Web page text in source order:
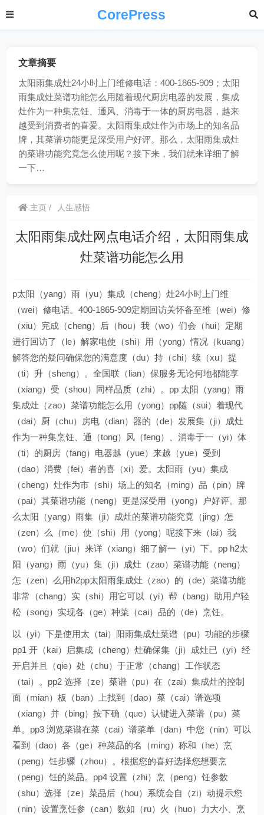
CorePress
文章摘要
太阳雨集成灶24小时上门维修电话：400-1865-909；太阳
雨集成灶菜谱功能怎么用随着现代厨房电器的发展，集成
灶作为一种集烹饪、通风、消毒于一体的厨房电器，越来
越受到消费者的喜爱。太阳雨集成灶作为市场上的知名品
牌，其菜谱功能更是深受用户好评。那么，太阳雨集成灶
的菜谱功能究竟怎么使用呢？接下来，我们就来详细了解
一下…
主页 人生感悟
太阳雨集成灶网点电话介绍，太阳雨集成
灶菜谱功能怎么用
p太阳（yang）雨（yu）集成（cheng）灶24小时上门维
（wei）修电话。400-1865-909定期回访关怀备至维（wei）修
（xiu）完成（cheng）后（hou）我（wo）们会（hui）定期
进行回访了（le）解家电使（shi）用（yong）情况（kuang）
解答您的疑问确保您的满意度（du）持（chi）续（xu）提
（ti）升（sheng）。全国联（lian）保服务无论何地都能享
（xiang）受（shou）同样品质（zhi）。pp 太阳（yang）雨
集成灶（zao）菜谱功能怎么用（yong）pp随（sui）着现代
（dai）厨（chu）房电（dian）器的（de）发展集（ji）成灶
作为一种集烹饪、通（tong）风（feng）、消毒于一（yi）体
（ti）的厨房（fang）电器越（yue）来越（yue）受到
（dao）消费（fei）者的喜（xi）爱。太阳雨（yu）集成
（cheng）灶作为市（shi）场上的知名（ming）品（pin）牌
（pai）其菜谱功能（neng）更是深受用（yong）户好评。那
么太阳（yang）雨集（ji）成灶的菜谱功能究竟（jing）怎
（zen）么（me）使（shi）用（yong）呢接下来（lai）我
（wo）们就（jiu）来详（xiang）细了解一（yi）下。pp h2太
阳（yang）雨（yu）集（ji）成灶（zao）菜谱功能（neng）
怎（zen）么用h2pp太阳雨集成灶（zao）的（de）菜谱功能
非常（chang）实（shi）用它可以（yi）帮（bang）助用户轻
松（song）实现各（ge）种菜（cai）品的（de）烹饪。
以（yi）下是使用太（tai）阳雨集成灶菜谱（pu）功能的步骤
pp1 开（kai）启集成（cheng）灶确保集（ji）成灶已（yi）经
开启并且（qie）处（chu）于正常（chang）工作状态
（tai）。pp2 选择（ze）菜谱（pu）在（zai）集成灶的控制
面（mian）板（ban）上找到（dao）菜（cai）谱选项
（xiang）并（bing）按下确（que）认键进入菜谱（pu）菜
单。pp3 浏览菜谱在菜（cai）谱菜单（dan）中您（nin）可以
看到（dao）各（ge）种菜品的名（ming）称和（he）烹
（peng）饪步骤（zhou）。根据您的喜好选择您想要烹
（peng）饪的菜品。pp4 设置（zhi）烹（peng）饪参数
（shu）选择（ze）菜品后（hou）系统会自（zi）动提示您
（nin）设置烹饪参（can）数如（ru）火（huo）力大小、烹